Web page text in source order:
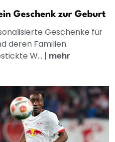
Geschenk zur Geburt
Geschenke für
deren Familien.
W... | mehr